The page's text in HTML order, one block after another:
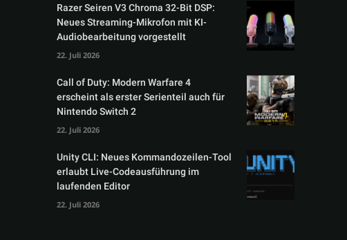
Razer Seiren V3 Chroma 32-Bit DSP:
Neues Streaming-Mikrofon mit KI-
Audiobearbeitung vorgestellt
22. Juli 2026
Call of Duty: Modern Warfare 4
erscheint als erster Serienteil auch für
Nintendo Switch 2
22. Juli 2026
Unity CLI: Neues Kommandozeilen-Tool
erlaubt Live-Codeausführung im
laufenden Editor
22. Juli 2026